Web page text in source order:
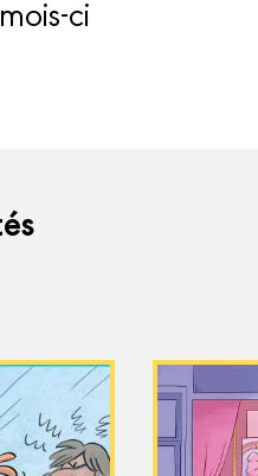
ci